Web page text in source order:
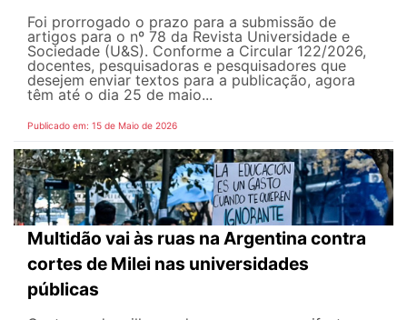
Foi prorrogado o prazo para a submissão de
artigos para o nº 78 da Revista Universidade e
Sociedade (U&S). Conforme a Circular 122/2026,
docentes, pesquisadoras e pesquisadores que
desejem enviar textos para a publicação, agora
têm até o dia 25 de maio...
Publicado em: 15 de Maio de 2026
Multidão vai às ruas na Argentina contra
cortes de Milei nas universidades
públicas